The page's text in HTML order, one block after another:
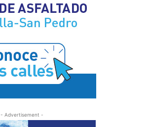
- Advertisement -